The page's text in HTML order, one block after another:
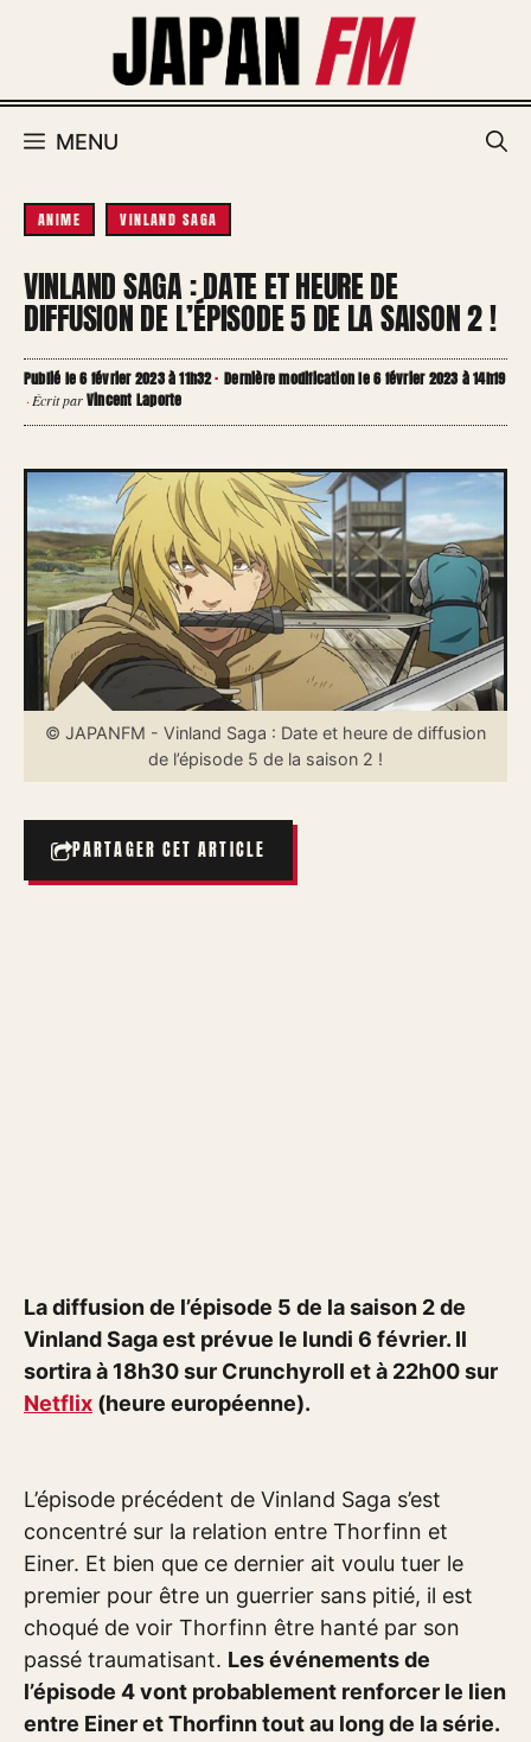
MENU
ANIME VINLAND SAGA
VINLAND SAGA : DATE ET HEURE DE
DIFFUSION DE L’ÉPISODE 5 DE LA SAISON 2 !
Publié le 6 février 2023 à 11h32· Dernière modification le 6 février 2023 à 14h19
·Écrit parVincent Laporte
© JAPANFM - Vinland Saga : Date et heure de diffusion
de l’épisode 5 de la saison 2 !
PARTAGER CET ARTICLE
La diffusion de l’épisode 5 de la saison 2 de
Vinland Saga est prévue le lundi 6 février. Il
sortira à 18h30 sur Crunchyroll et à 22h00 sur
Netflix (heure européenne).
L’épisode précédent de Vinland Saga s’est
concentré sur la relation entre Thorfinn et
Einer. Et bien que ce dernier ait voulu tuer le
premier pour être un guerrier sans pitié, il est
choqué de voir Thorfinn être hanté par son
passé traumatisant. Les événements de
l’épisode 4 vont probablement renforcer le lien
entre Einer et Thorfinn tout au long de la série.